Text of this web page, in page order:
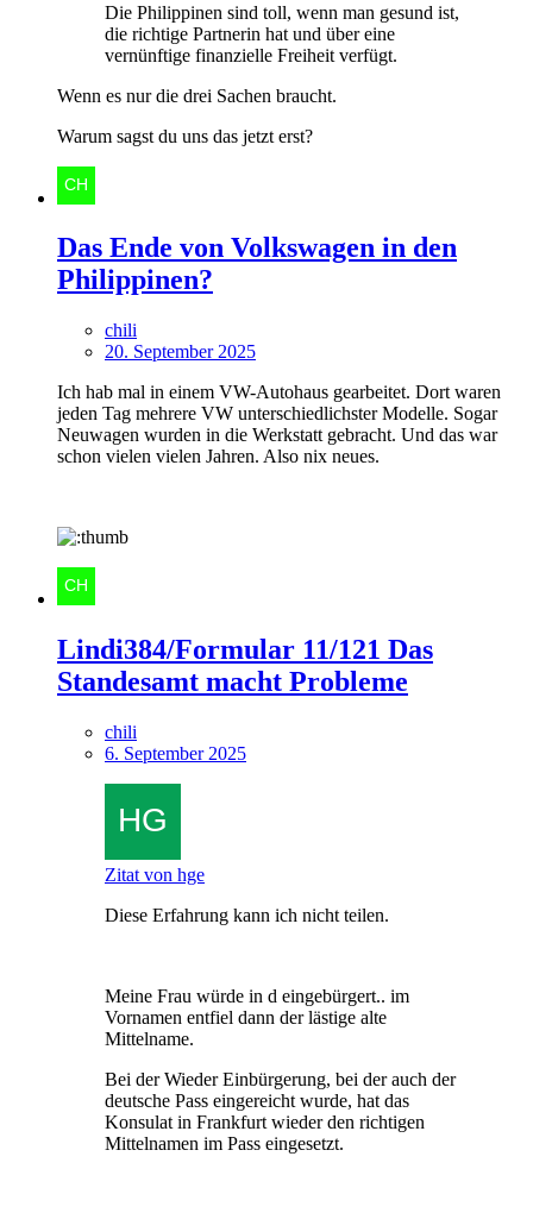
Die Philippinen sind toll, wenn man gesund ist,
die richtige Partnerin hat und über eine
vernünftige finanzielle Freiheit verfügt.
Wenn es nur die drei Sachen braucht.
Warum sagst du uns das jetzt erst?
Das Ende von Volkswagen in den
Philippinen?
chili
20. September 2025
Ich hab mal in einem VW-Autohaus gearbeitet. Dort waren
jeden Tag mehrere VW unterschiedlichster Modelle. Sogar
Neuwagen wurden in die Werkstatt gebracht. Und das war
schon vielen vielen Jahren. Also nix neues.
Lindi384/Formular 11/121 Das
Standesamt macht Probleme
chili
6. September 2025
Zitat von hge
Diese Erfahrung kann ich nicht teilen.
Meine Frau würde in d eingebürgert.. im
Vornamen entfiel dann der lästige alte
Mittelname.
Bei der Wieder Einbürgerung, bei der auch der
deutsche Pass eingereicht wurde, hat das
Konsulat in Frankfurt wieder den richtigen
Mittelnamen im Pass eingesetzt.